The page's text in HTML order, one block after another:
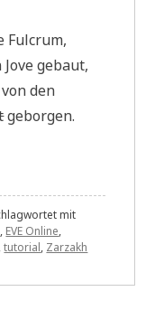
Fulcrum,
gebaut,
den
geborgen.
mit
, EVE Online,
,tutorial, Zarzakh